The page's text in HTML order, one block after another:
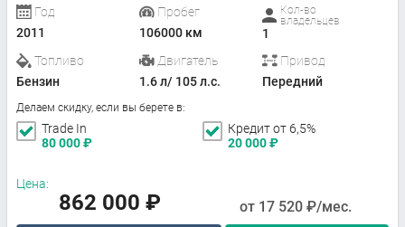
Год
2011
Пробег
106000 км
Кол-во
владельцев
1
Топливо
Бензин
Двигатель
1.6 л/ 105 л.с.
Привод
Передний
Делаем скидку, если вы берете в:
Trade In
80 000₽
Кредит от 6,5%
20 000₽
Цена:
862 000 ₽ от 17 520 ₽/мес.